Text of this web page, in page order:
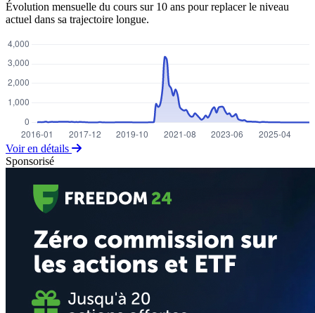
Évolution mensuelle du cours sur 10 ans pour replacer le niveau
actuel dans sa trajectoire longue.
Voir en détails
Sponsorisé